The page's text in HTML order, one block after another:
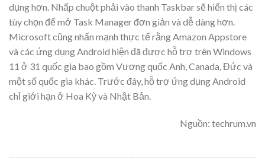
dụng hơn. Nhấp chuột phải vào thanh Taskbar sẽ hiển thị các
tùy chọn để mở Task Manager đơn giản và dễ dàng hơn.
Microsoft cũng nhấn mạnh thực tế rằng Amazon Appstore
và các ứng dụng Android hiện đã được hỗ trợ trên Windows
11 ở 31 quốc gia bao gồm Vương quốc Anh, Canada, Đức và
một số quốc gia khác. Trước đây, hỗ trợ ứng dụng Android
chỉ giới hạn ở Hoa Kỳ và Nhật Bản.
Nguồn: techrum.vn